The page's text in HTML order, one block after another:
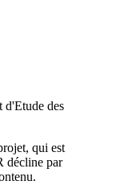
d'Etude des
qui est
décline par